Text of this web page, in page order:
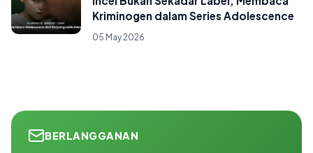
Kriminogen dalam Series Adolescence
05 May 2026
BERLANGGANAN